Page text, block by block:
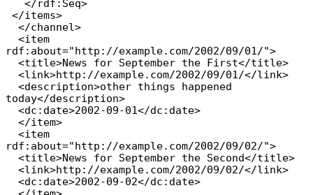
rdf:about="http://example.com/2002/09/01/">
today</description>
rdf:about="http://example.com/2002/09/02/">